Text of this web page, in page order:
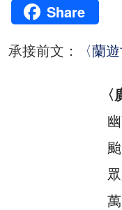
Share
承接前文： 〈蘭